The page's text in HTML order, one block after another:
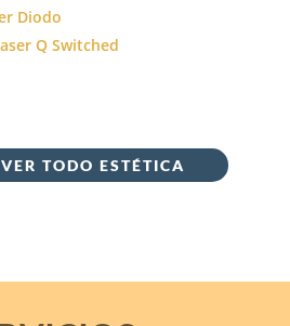
Diodo
Q Switched
VER TODO ESTÉTICA